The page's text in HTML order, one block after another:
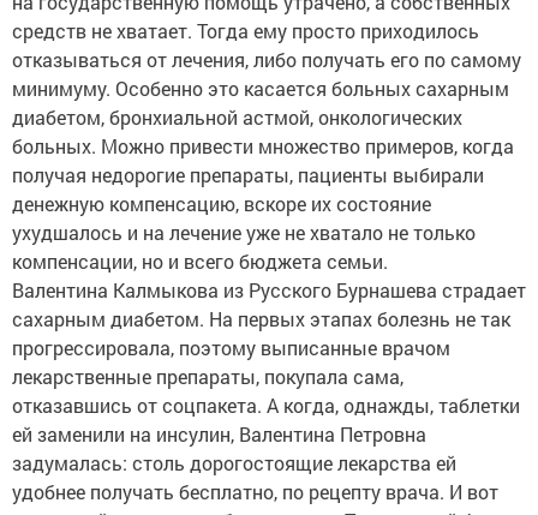
средств не хватает. Тогда ему просто приходилось
отказываться от лечения, либо получать его по самому
минимуму. Особенно это касается больных сахарным
диабетом, бронхиальной астмой, онкологических
больных. Можно привести множество примеров, когда
получая недорогие препараты, пациенты выбирали
денежную компенсацию, вскоре их состояние
ухудшалось и на лечение уже не хватало не только
компенсации, но и всего бюджета семьи.
Валентина Калмыкова из Русского Бурнашева страдает
сахарным диабетом. На первых этапах болезнь не так
прогрессировала, поэтому выписанные врачом
лекарственные препараты, покупала сама,
отказавшись от соцпакета. А когда, однажды, таблетки
ей заменили на инсулин, Валентина Петровна
задумалась: столь дорогостоящие лекарства ей
удобнее получать бесплатно, по рецепту врача. И вот